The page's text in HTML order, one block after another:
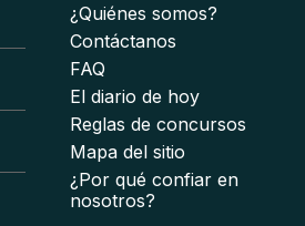
¿Quiénes somos?
Contáctanos
FAQ
El diario de hoy
Reglas de concursos
Mapa del sitio
¿Por qué confiar en
nosotros?